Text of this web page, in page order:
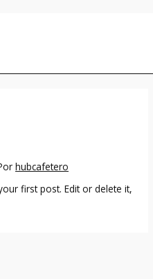
hubcafetero
first post. Edit or delete it,